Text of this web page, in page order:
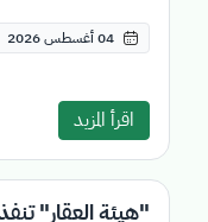
04 أغسطس 2026
اقرأ المزيد